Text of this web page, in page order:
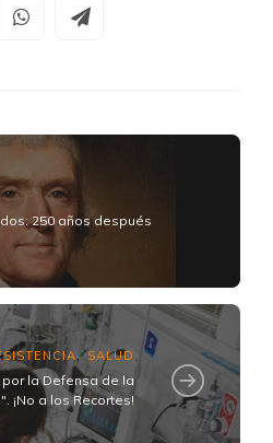
250 años después
,SALUD
por la Defensa de la
¡No a los Recortes!